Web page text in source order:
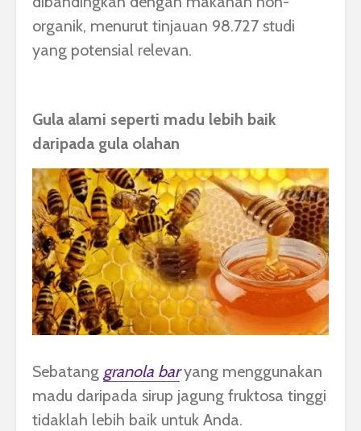
organik, menurut tinjauan 98.727 studi
yang potensial relevan.
Gula alami seperti madu lebih baik
daripada gula olahan
Sebatang granola baryang menggunakan
madu daripada sirup jagung fruktosa tinggi
tidaklah lebih baik untuk Anda.